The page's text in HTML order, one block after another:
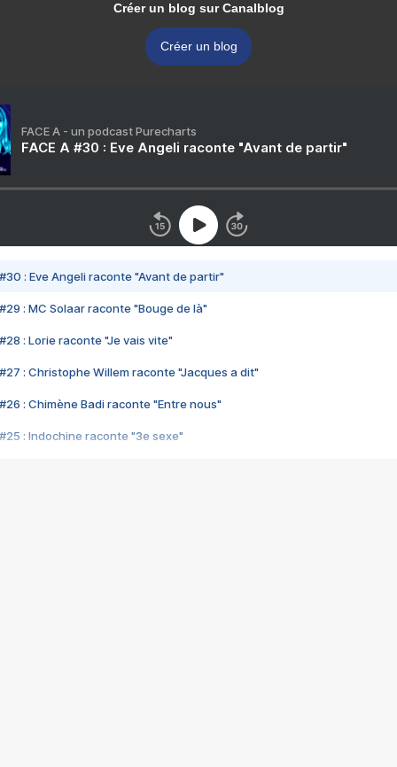
Créer un blog sur Canalblog
Créer un blog
FACE A - un podcast Purecharts
FACE A #30 : Eve Angeli raconte "Avant de partir"
#30 : Eve Angeli raconte "Avant de partir"
#29 : MC Solaar raconte "Bouge de là"
#28 : Lorie raconte "Je vais vite"
#27 : Christophe Willem raconte "Jacques a dit"
#26 : Chimène Badi raconte "Entre nous"
#25 : Indochine raconte "3e sexe"